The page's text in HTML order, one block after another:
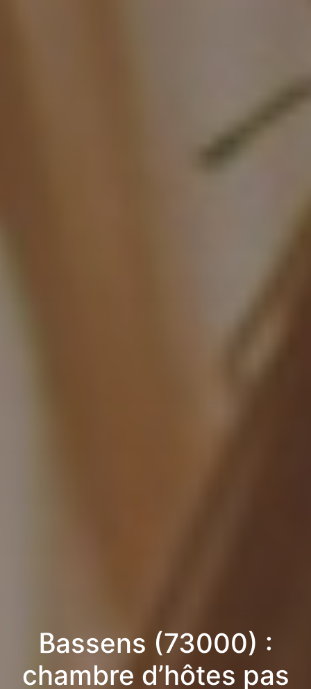
Bassens (73000) :
chambre d’hôtes pas